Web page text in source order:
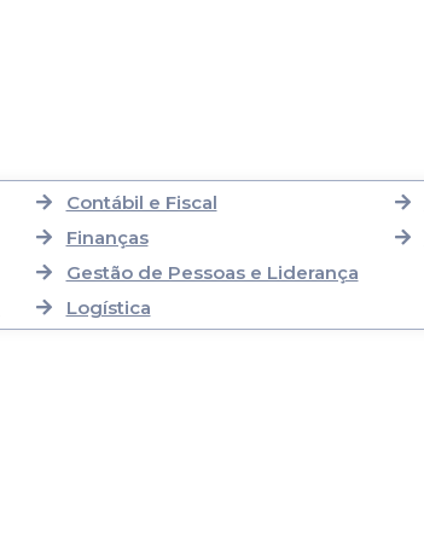
Contábil e Fiscal
Finanças
Gestão de Pessoas e Liderança
Logística